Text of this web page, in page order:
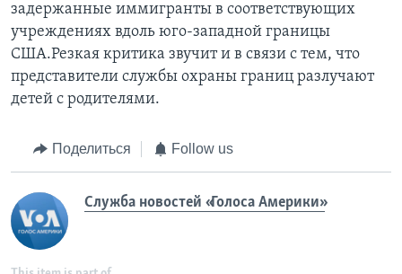
задержанные иммигранты в соответствующих
учреждениях вдоль юго-западной границы
США.Резкая критика звучит и в связи с тем, что
представители службы охраны границ разлучают
детей с родителями.
Поделиться Follow us
Служба новостей «Голоса Америки»